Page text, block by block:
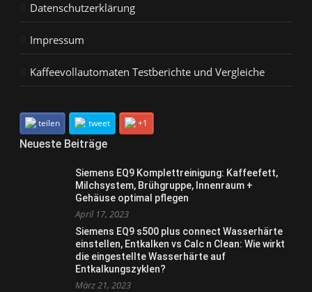
Datenschutzerklärung
Impressum
Kaffeevollautomaten Testberichte und Vergleiche
teilen tweet +1
Neueste Beiträge
Siemens EQ9 Komplettreinigung: Kaffeefett,
Milchsystem, Brühgruppe, Innenraum +
Gehäuse optimal pflegen
April 17, 2023
Siemens EQ9 s500 plus connect Wasserhärte
einstellen, Entkalken vs Calc n Clean: Wie wirkt
die eingestellte Wasserhärte auf
Entkalkungszyklen?
März 21, 2023